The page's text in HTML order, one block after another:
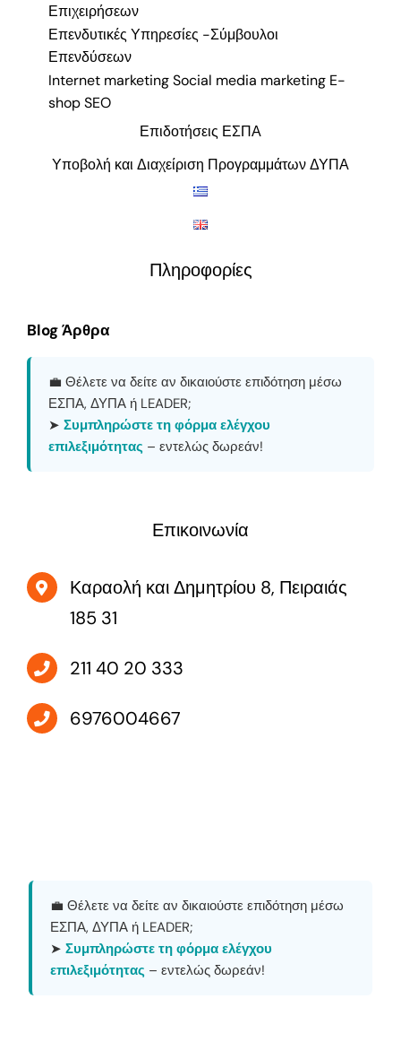
Επιχειρήσεων
Επενδυτικές Υπηρεσίες -Σύμβουλοι
Επενδύσεων
Internet marketing Social media marketing E-
shop SEO
Επιδοτήσεις ΕΣΠΑ
Υποβολή και Διαχείριση Προγραμμάτων ΔΥΠΑ
Πληροφορίες
Blog Άρθρα
💼 Θέλετε να δείτε αν δικαιούστε επιδότηση μέσω
ΕΣΠΑ, ΔΥΠΑ ή LEADER;
➤ Συμπληρώστε τη φόρμα ελέγχου
επιλεξιμότητας– εντελώς δωρεάν!
Επικοινωνία
Καραολή και Δημητρίου 8, Πειραιάς
185 31
211 40 20 333
6976004667
💼 Θέλετε να δείτε αν δικαιούστε επιδότηση μέσω
ΕΣΠΑ, ΔΥΠΑ ή LEADER;
➤ Συμπληρώστε τη φόρμα ελέγχου
επιλεξιμότητας – εντελώς δωρεάν!